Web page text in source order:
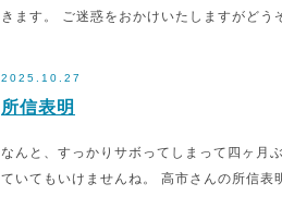
きます。 ご迷惑をおかけいたしますがど
2025.10.27
所信表明
なんと、すっかりサボってしまって四ヶ月
ていてもいけませんね。 高市さんの所信